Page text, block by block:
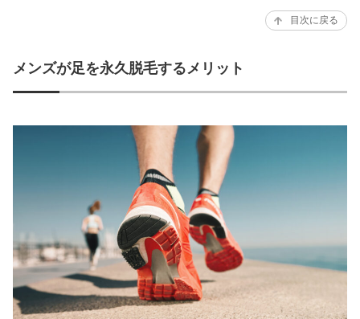
目次に戻る
メンズが足を永久脱毛するメリット